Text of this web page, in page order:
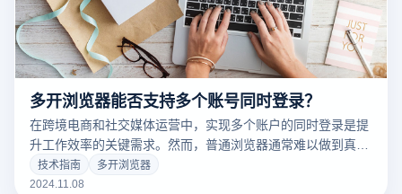
多开浏览器能否支持多个账号同时登录？
在跨境电商和社交媒体运营中，实现多个账户的同时登录是提
升工作效率的关键需求。然而，普通浏览器通常难以做到真正
的账户隔离，这导致多个账户在同一环境下操作时容易被平台
检测关联，甚至封禁。多开浏览器正是为了解决这一问题而
技术指南
多开浏览器
2024.11.08